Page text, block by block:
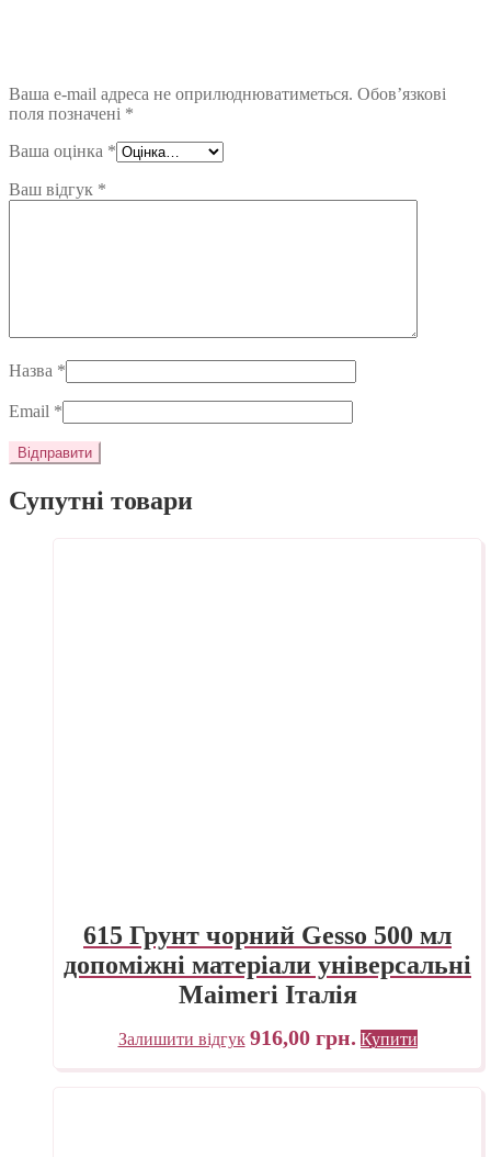
Ваша e-mail адреса не оприлюднюватиметься. Обов’язкові
поля позначені *
Ваша оцінка *
Ваш відгук *
Назва *
Email *
Супутні товари
615 Грунт чорний Gesso 500 мл
допоміжні матеріали універсальні
Maimeri Італія
Залишити відгук 916,00 грн. Купити